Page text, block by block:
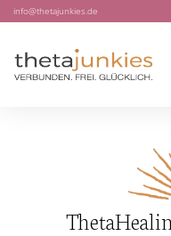
info@thetajunkies.de